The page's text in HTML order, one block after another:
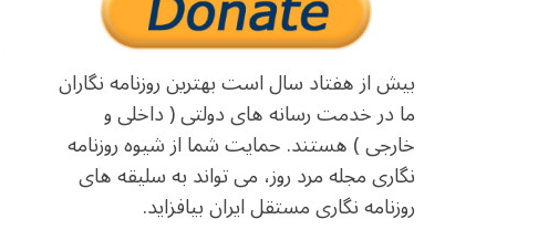
بیش از هفتاد سال است بهترین روزنامه نگاران
ما در خدمت رسانه های دولتی ( داخلی و
خارجی ) هستند. حمایت شما از شیوه روزنامه
نگاری مجله مرد روز، می تواند به سلیقه های
روزنامه نگاری مستقل ایران بیافزاید.